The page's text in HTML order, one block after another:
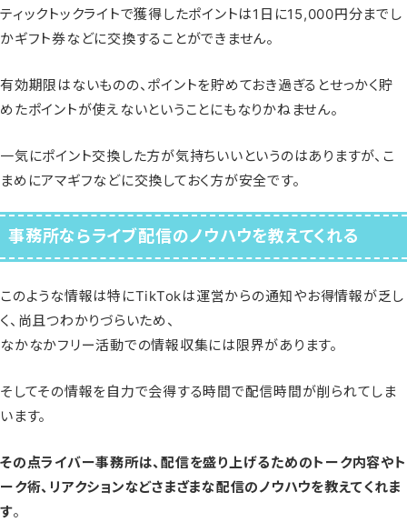
ティックトックライトで獲得したポイントは1日に15,000円分までし
かギフト券などに交換することができません。
有効期限はないものの、ポイントを貯めておき過ぎるとせっかく貯
めたポイントが使えないということにもなりかねません。
一気にポイント交換した方が気持ちいいというのはありますが、こ
まめにアマギフなどに交換しておく方が安全です。
事務所ならライブ配信のノウハウを教えてくれる
このような情報は特にTikTokは運営からの通知やお得情報が乏し
く、尚且つわかりづらいため、
なかなかフリー活動での情報収集には限界があります。
そしてその情報を自力で会得する時間で配信時間が削られてしま
います。
その点ライバー事務所は、配信を盛り上げるためのトーク内容やト
ーク術、リアクションなどさまざまな配信のノウハウを教えてくれま
す。